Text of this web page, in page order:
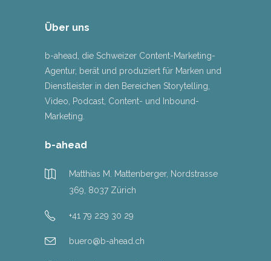
Über uns
b-ahead, die Schweizer Content-Marketing-
Agentur, berät und produziert für Marken und
Dienstleister in den Bereichen Storytelling,
Video, Podcast, Content- und Inbound-
Marketing.
b-ahead
Matthias M. Mattenberger, Nordstrasse
369, 8037 Zürich
+41 79 229 30 29
buero@b-ahead.ch